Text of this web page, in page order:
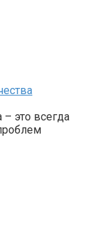
– это всегда